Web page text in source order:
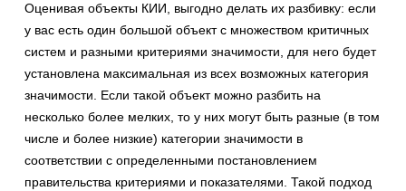
Оценивая объекты КИИ, выгодно делать их разбивку: если
у вас есть один большой объект с множеством критичных
систем и разными критериями значимости, для него будет
установлена максимальная из всех возможных категория
значимости. Если такой объект можно разбить на
несколько более мелких, то у них могут быть разные (в том
числе и более низкие) категории значимости в
соответствии с определенными постановлением
правительства критериями и показателями. Такой подход